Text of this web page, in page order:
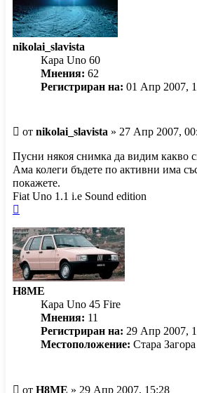
nikolai_slavista
Кара Uno 60
Мнения: 62
Регистриран на: 01 Апр 2007,
Мнение
от nikolai_slavista » 27 Апр 2007,
Пусни някоя снимка да видим какво
Ама колеги бъдете по активни има
покажете.
Fiat Uno 1.1 i.e Sound edition
в
началото
H8ME
Кара Uno 45 Fire
Мнения: 11
Регистриран на: 29 Апр 2007,
Местоположение: Стара Загора
Мнение
от H8ME » 29 Апр 2007, 15:28